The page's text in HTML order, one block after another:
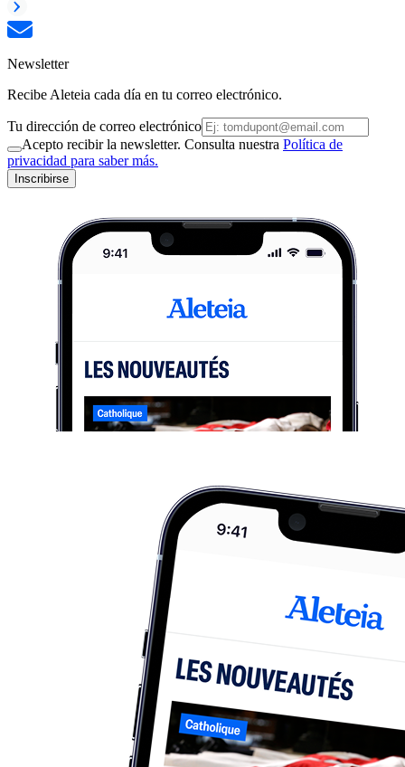
Newsletter
Recibe Aleteia cada día en tu correo electrónico.
Tu dirección de correo electrónico
Acepto recibir la newsletter. Consulta nuestra Política de
privacidad para saber más.
Inscribirse